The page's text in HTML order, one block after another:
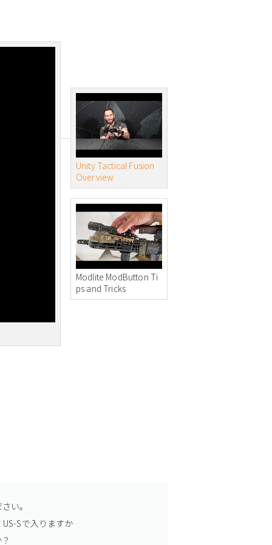
Unity Tactical Fusion
Overview
Modlite ModButton Ti
ps and Tricks
い。
Sで入りますか